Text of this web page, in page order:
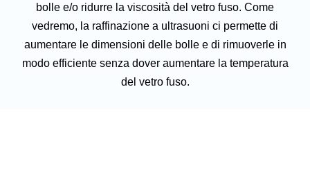
bolle e/o ridurre la viscosità del vetro fuso. Come
vedremo, la raffinazione a ultrasuoni ci permette di
aumentare le dimensioni delle bolle e di rimuoverle in
modo efficiente senza dover aumentare la temperatura
del vetro fuso.